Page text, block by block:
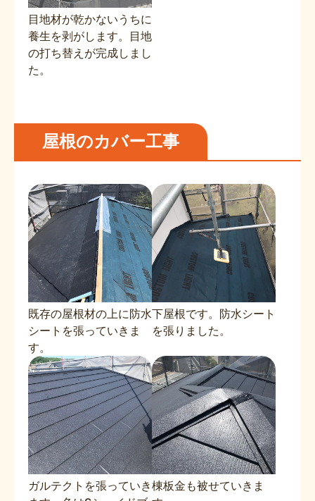
目地材が乾かないうちに
養生を剥がします。目地
の打ち替えが完成しまし
た。
屋根のカバー工事
既存の屋根材の上に防水
シートを張っていきま
す。
下屋根です。防水シート
を張りました。
ガルテクトを張っていき棟板金も被せていきま